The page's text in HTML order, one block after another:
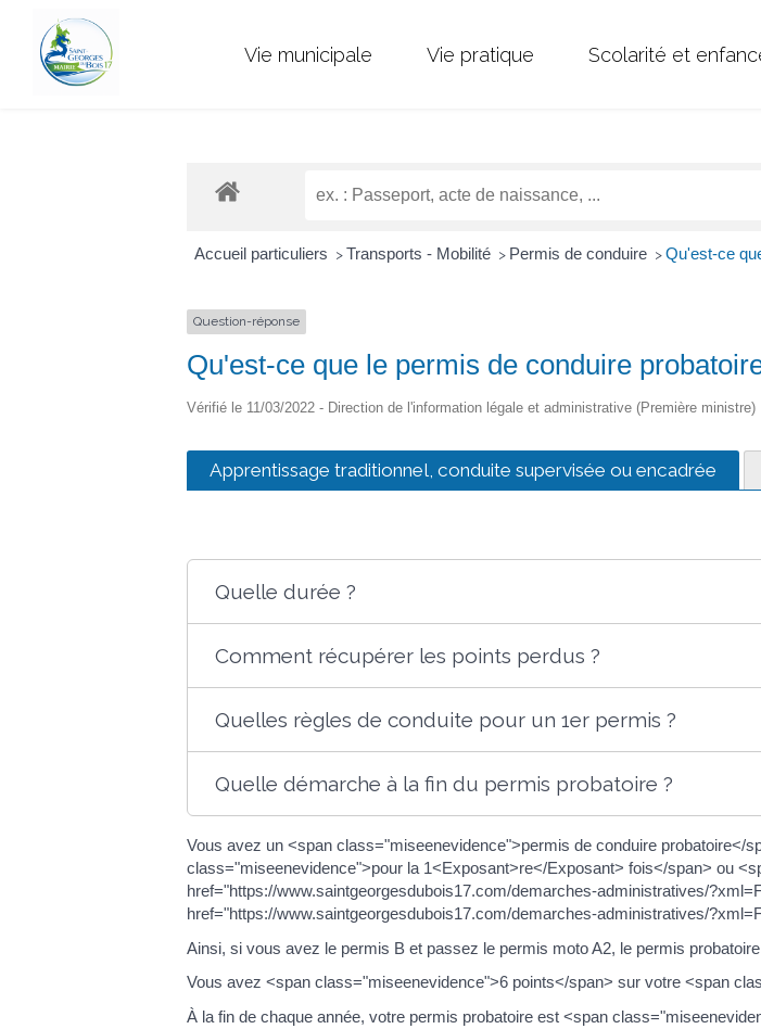
Vie municipale Vie pratique Scolarité et
Accueil particuliers > Transports - Mobilité > Permis de conduire > Qu'est-ce
Question-réponse
Qu'est-ce que le permis de conduire
Vérifié le 11/03/2022 - Direction de l'information légale et administrative (Première ministre)
Apprentissage traditionnel, conduite supervisée ou encadrée
Quelle durée ?
Comment récupérer les points perdus ?
Quelles règles de conduite pour un 1er permis ?
Quelle démarche à la fin du permis probatoire ?
Vous avez un <span class="miseenevidence">permis de conduire probatoire</
class="miseenevidence">pour la 1<Exposant>re</Exposant> fois</span> ou
href="https://www.saintgeorgesdubois17.com/demarches-administratives/
href="https://www.saintgeorgesdubois17.com/demarches-administratives/
Ainsi, si vous avez le permis B et passez le permis moto A2, le permis
Vous avez <span class="miseenevidence">6 points</span> sur votre <span
À la fin de chaque année, votre permis probatoire est <span